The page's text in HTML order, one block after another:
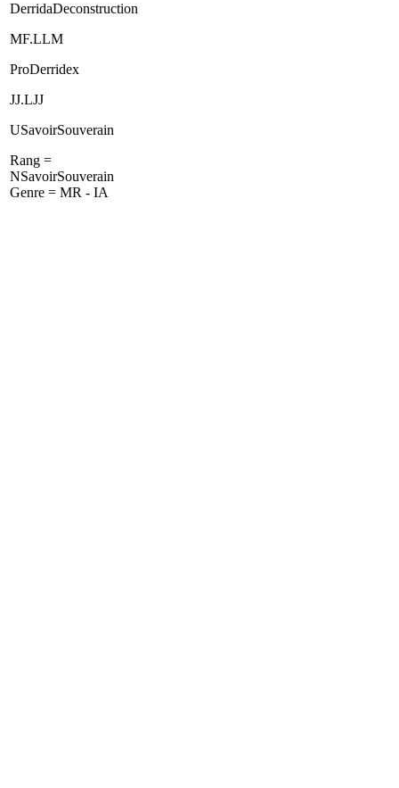
DerridaDeconstruction
MF.LLM
ProDerridex
JJ.LJJ
USavoirSouverain
Rang =
NSavoirSouverain
Genre = MR - IA